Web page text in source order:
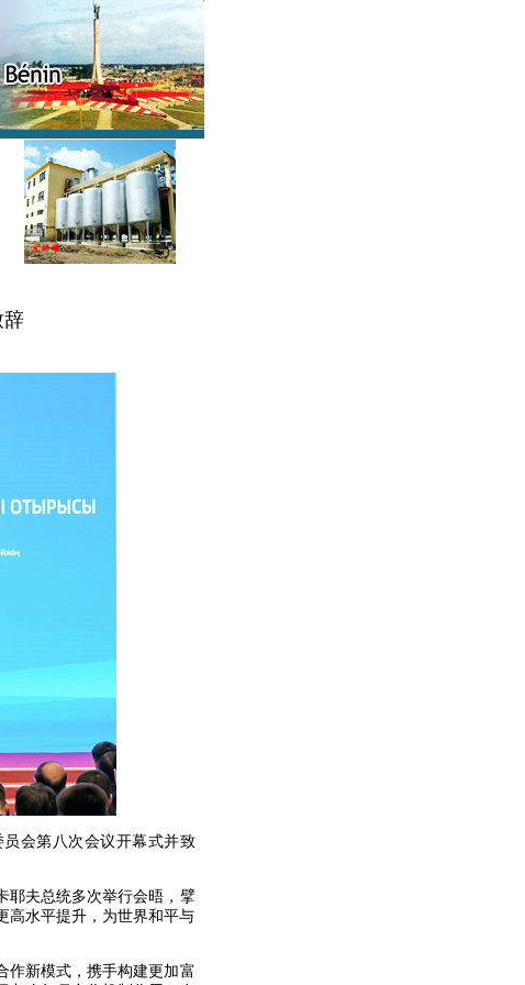
辞
会第八次会议开幕式并致
耶夫总统多次举行会晤，擘
高水平提升，为世界和平与
作新模式，携手构建更加富